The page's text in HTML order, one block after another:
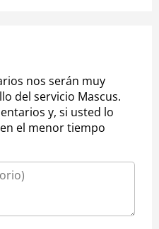
nos serán muy
del servicio Mascus.
y, si usted lo
el menor tiempo